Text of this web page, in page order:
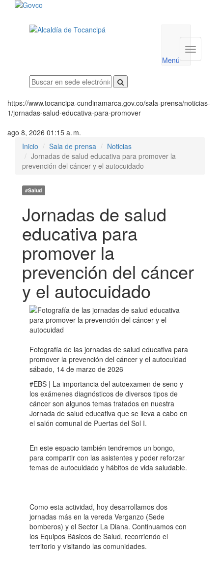
utilidades
Menú
Menú
https://www.tocancipa-cundinamarca.gov.co/sala-prensa/noticias-
1/jornadas-salud-educativa-para-promover
ago 8, 2026 01:15 a. m.
Inicio
Sala de prensa
Noticias
Jornadas de salud educativa para promover la
prevención del cáncer y el autocuidado
#Salud
Jornadas de salud
educativa para
promover la
prevención del cáncer
y el autocuidado
Fotografía de las jornadas de salud educativa para
promover la prevención del cáncer y el autocuidad
sábado, 14 de marzo de 2026
#EBS | La importancia del autoexamen de seno y
los exámenes diagnósticos de diversos tipos de
cáncer son algunos temas tratados en nuestra
Jornada de salud educativa que se lleva a cabo en
el salón comunal de Puertas del Sol I.
En este espacio también tendremos un bongo,
para compartir con las asistentes y poder reforzar
temas de autocuidado y hábitos de vida saludable.
Como esta actividad, hoy desarrollamos dos
jornadas más en la vereda Verganzo (Sede
bomberos) y el Sector La Diana. Continuamos con
los Equipos Básicos de Salud, recorriendo el
territorio y visitando las comunidades.